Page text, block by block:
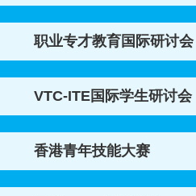
职业专才教育国际研讨会
VTC-ITE国际学生研讨会
香港青年技能大赛